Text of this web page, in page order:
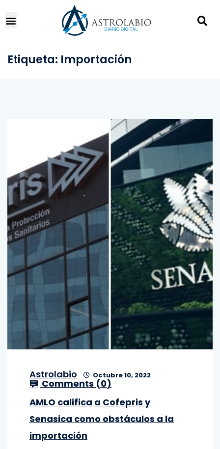
Etiqueta: Importación
Astrolabio Octubre 10, 2022
Comments (0)
AMLO califica a Cofepris y
Senasica como obstáculos a la
importación